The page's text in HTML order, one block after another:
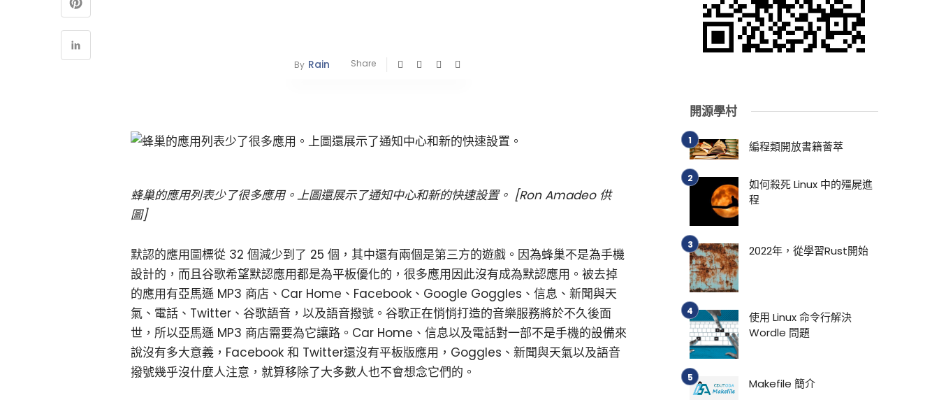
By Rain Share
蜂巢的應用列表少了很多應用。上圖還展示了通知中心和新的快速設置。 [Ron Amadeo 供
圖]
默認的應用圖標從 32 個減少到了 25 個，其中還有兩個是第三方的遊戲。因為蜂巢不是為手機
設計的，而且谷歌希望默認應用都是為平板優化的，很多應用因此沒有成為默認應用。被去掉
的應用有亞馬遜 MP3 商店、Car Home、Facebook、Google Goggles、信息、新聞與天
氣、電話、Twitter、谷歌語音，以及語音撥號。谷歌正在悄悄打造的音樂服務將於不久後面
世，所以亞馬遜 MP3 商店需要為它讓路。Car Home、信息以及電話對一部不是手機的設備來
說沒有多大意義，Facebook 和 Twitter還沒有平板版應用，Goggles、新聞與天氣以及語音
撥號幾乎沒什麼人注意，就算移除了大多數人也不會想念它們的。
開源學村
編程類開放書籍薈萃
如何殺死 Linux 中的殭屍進
程
2022年，從學習Rust開始
使用 Linux 命令行解決
Wordle 問題
Makefile 簡介